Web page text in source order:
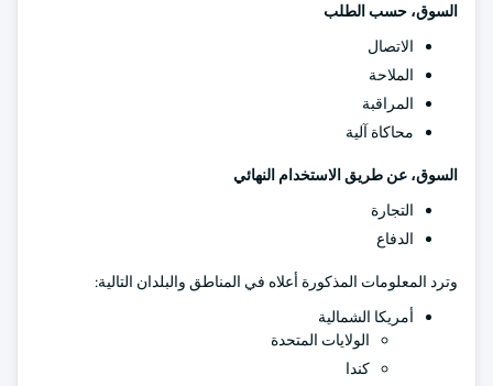
السوق، حسب الطلب
الاتصال
الملاحة
المراقبة
محاكاة آلية
السوق، عن طريق الاستخدام النهائي
التجارة
الدفاع
وترد المعلومات المذكورة أعلاه في المناطق والبلدان التالية:
أمريكا الشمالية
الولايات المتحدة
كندا